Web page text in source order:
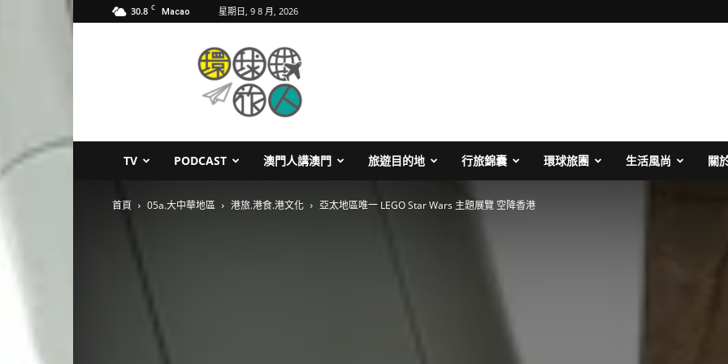
30.8 C Macao 星期日, 9 8 月, 2026
TV PODCAST 澳門人講澳門 旅遊目的地 行旅錦囊 環球旅團 生活風尚 關
首頁 05a.大中華地區 港旅.港食.港文化 亞太地區唯一 LEGO Star Wars 主題展覽 空降香港